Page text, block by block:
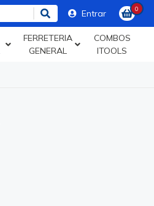
Entrar 0
FERRETERIA
GENERAL
COMBOS
ITOOLS